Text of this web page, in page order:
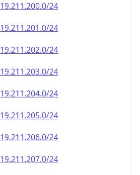
19.211.200.0/24
19.211.201.0/24
19.211.202.0/24
19.211.203.0/24
19.211.204.0/24
19.211.205.0/24
19.211.206.0/24
19.211.207.0/24